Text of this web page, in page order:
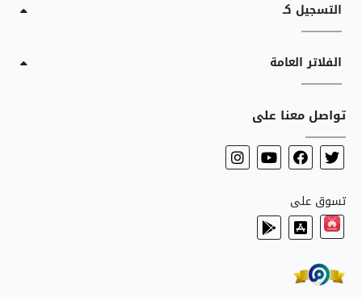
التسجيل كـ
الفلاتر العامة
تواصل معنا على
تسوق على